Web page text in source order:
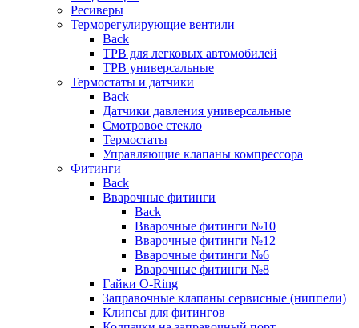
Ресиверы
Терморегулирующие вентили
Back
ТРВ для легковых автомобилей
ТРВ универсальные
Термостаты и датчики
Back
Датчики давления универсальные
Смотровое стекло
Термостаты
Управляющие клапаны компрессора
Фитинги
Back
Вварочные фитинги
Back
Вварочные фитинги №10
Вварочные фитинги №12
Вварочные фитинги №6
Вварочные фитинги №8
Гайки O-Ring
Заправочные клапаны сервисные (ниппели)
Клипсы для фитингов